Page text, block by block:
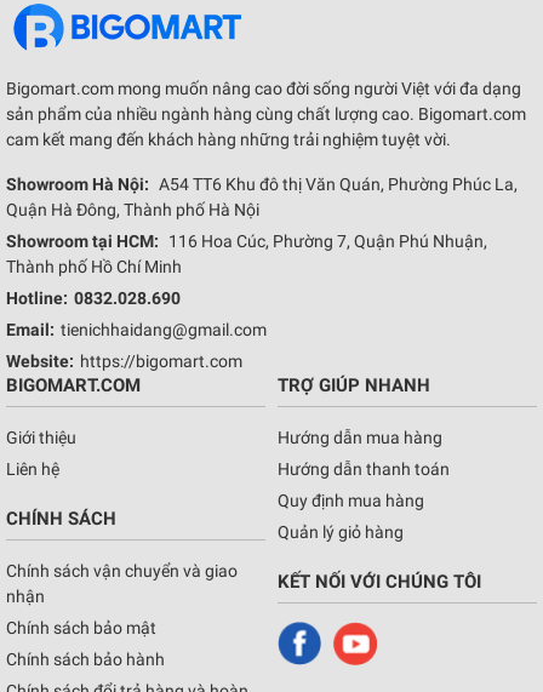
Bigomart.com mong muốn nâng cao đời sống người Việt với đa dạng
sản phẩm của nhiều ngành hàng cùng chất lượng cao. Bigomart.com
cam kết mang đến khách hàng những trải nghiệm tuyệt vời.
Showroom Hà Nội: A54 TT6 Khu đô thị Văn Quán, Phường Phúc La,
Quận Hà Đông, Thành phố Hà Nội
Showroom tại HCM:
116 Hoa Cúc, Phường 7, Quận Phú Nhuận,
Thành phố Hồ Chí Minh
Hotline: 0832.028.690
Email: tienichhaidang@gmail.com
Website: https://bigomart.com
BIGOMART.COM
Giới thiệu
Liên hệ
CHÍNH SÁCH
Chính sách vận chuyển và giao
nhận
Chính sách bảo mật
Chính sách bảo hành
TRỢ GIÚP NHANH
Hướng dẫn mua hàng
Hướng dẫn thanh toán
Quy định mua hàng
Quản lý giỏ hàng
KẾT NỐI VỚI CHÚNG TÔI